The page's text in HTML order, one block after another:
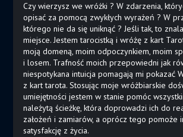
Czy wierzysz we wróżki ? W zdarzenia,
opisać za pomocą zwykłych wyrażeń ? W
którego nie da się uniknąć ? Jeśli tak, to
miejsce. Jestem tarocistką i wróżę z kart
moją domeną, moim odpoczynkiem, moim
i losem. Trafność moich przepowiedni jak
niespotykana intuicja pomagają mi pokazać
z kart tarota. Stosując moje wróżbiarskie
umiejętności jestem w stanie pomóc
należytą ścieżkę, która doprowadzi ich do
założeń i zamiarów, a oprócz tego pomoże
satysfakcję z życia.